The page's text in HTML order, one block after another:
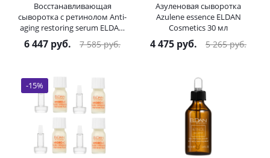
Восстанавливающая
сыворотка с ретинолом Anti-
aging restoring serum ELDAN
Cosmetics 30 мл
6 447 руб. 7 585руб.
Азуленовая сыворотка
Azulene essence ELDAN
Cosmetics 30 мл
4 475 руб. 5 265руб.
-15%